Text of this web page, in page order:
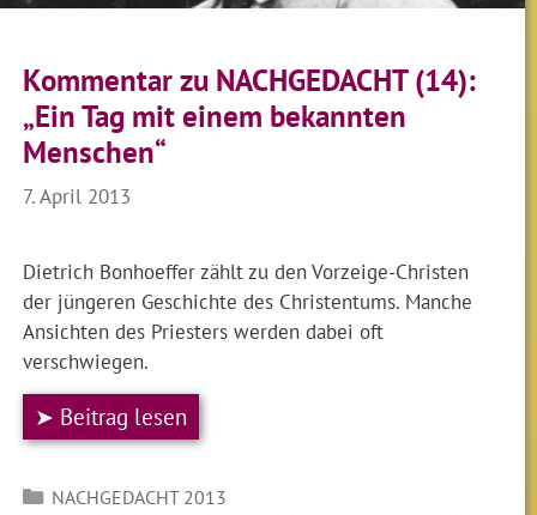
Kommentar zu NACHGEDACHT (14):
„Ein Tag mit einem bekannten
Menschen“
7. April 2013
Dietrich Bonhoeffer zählt zu den Vorzeige-Christen
der jüngeren Geschichte des Christentums. Manche
Ansichten des Priesters werden dabei oft
verschwiegen.
➤ Beitrag lesen
Kategorien
NACHGEDACHT 2013